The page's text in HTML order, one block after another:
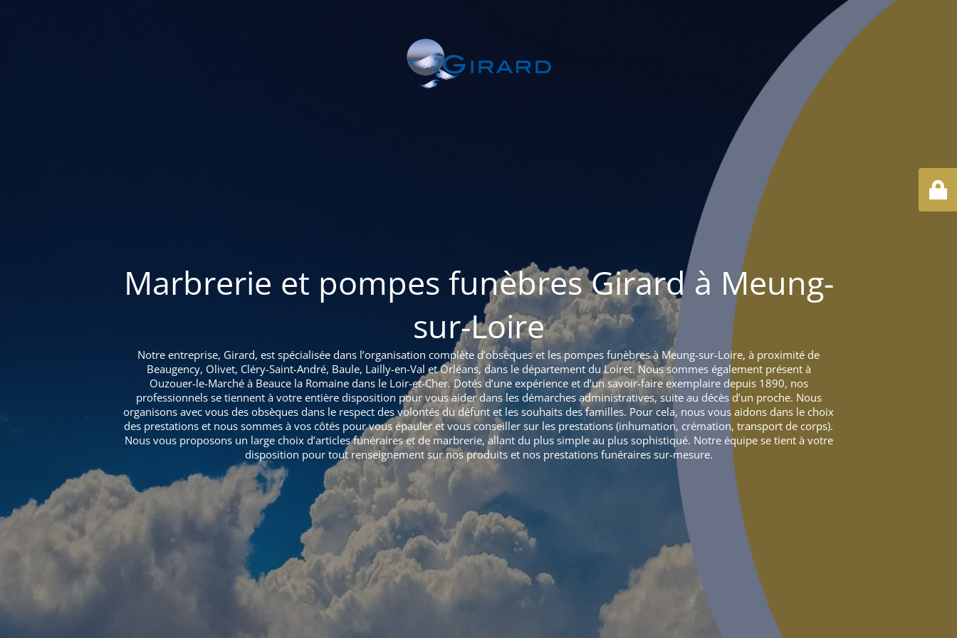
Marbrerie et pompes funèbres Girard à Meung-
sur-Loire
Notre entreprise, Girard, est spécialisée dans l’organisation complète d’obsèques et les pompes funèbres à Meung-sur-Loire, à proximité de
Beaugency, Olivet, Cléry-Saint-André, Baule, Lailly-en-Val et Orléans, dans le département du Loiret. Nous sommes également présent à
Ouzouer-le-Marché à Beauce la Romaine dans le Loir-et-Cher. Dotés d’une expérience et d’un savoir-faire exemplaire depuis 1890, nos
professionnels se tiennent à votre entière disposition pour vous aider dans les démarches administratives, suite au décès d’un proche. Nous
organisons avec vous des obsèques dans le respect des volontés du défunt et les souhaits des familles. Pour cela, nous vous aidons dans le choix
des prestations et nous sommes à vos côtés pour vous épauler et vous conseiller sur les prestations (inhumation, crémation, transport de corps).
Nous vous proposons un large choix d’articles funéraires et de marbrerie, allant du plus simple au plus sophistiqué. Notre équipe se tient à votre
disposition pour tout renseignement sur nos produits et nos prestations funéraires sur-mesure.